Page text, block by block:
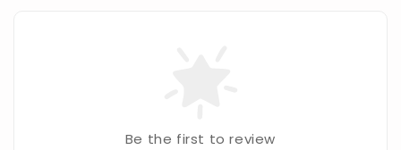
Be the first to review